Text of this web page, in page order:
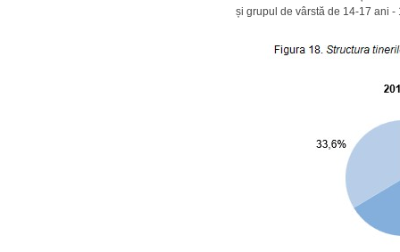
și grupul de vârstă de 14-17 ani -